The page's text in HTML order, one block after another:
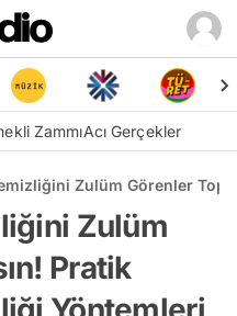
ZammıAcı Gerçekler
Zulüm Görenler
Zulüm
Pratik